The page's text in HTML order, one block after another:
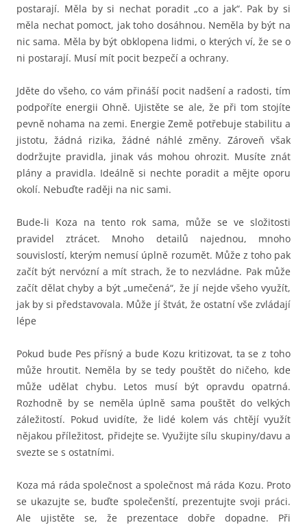
postarají. Měla by si nechat poradit „co a jak“. Pak by si
měla nechat pomoct, jak toho dosáhnou. Neměla by být na
nic sama. Měla by být obklopena lidmi, o kterých ví, že se o
ni postarají. Musí mít pocit bezpečí a ochrany.
Jděte do všeho, co vám přináší pocit nadšení a radosti, tím
podpoříte energii Ohně. Ujistěte se ale, že při tom stojíte
pevně nohama na zemi. Energie Země potřebuje stabilitu a
jistotu, žádná rizika, žádné náhlé změny. Zároveň však
dodržujte pravidla, jinak vás mohou ohrozit. Musíte znát
plány a pravidla. Ideálně si nechte poradit a mějte oporu
okolí. Nebuďte raději na nic sami.
Bude-li Koza na tento rok sama, může se ve složitosti
pravidel ztrácet. Mnoho detailů najednou, mnoho
souvislostí, kterým nemusí úplně rozumět. Může z toho pak
začít být nervózní a mít strach, že to nezvládne. Pak může
začít dělat chyby a být „umečená“, že jí nejde všeho využít,
jak by si představovala. Může jí štvát, že ostatní vše zvládají
lépe
Pokud bude Pes přísný a bude Kozu kritizovat, ta se z toho
může hroutit. Neměla by se tedy pouštět do ničeho, kde
může udělat chybu. Letos musí být opravdu opatrná.
Rozhodně by se neměla úplně sama pouštět do velkých
záležitostí. Pokud uvidíte, že lidé kolem vás chtějí využít
nějakou příležitost, přidejte se. Využijte sílu skupiny/davu a
svezte se s ostatními.
Koza má ráda společnost a společnost má ráda Kozu. Proto
se ukazujte se, buďte společenští, prezentujte svoji práci.
Ale ujistěte se, že prezentace dobře dopadne. Při